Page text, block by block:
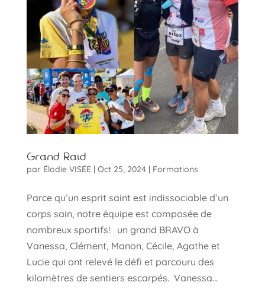
Grand Raid
par Élodie VISÉE| Oct 25, 2024| Formations
Parce qu’un esprit saint est indissociable d’un
corps sain, notre équipe est composée de
nombreux sportifs! un grand BRAVO à
Vanessa, Clément, Manon, Cécile, Agathe et
Lucie qui ont relevé le défi et parcouru des
kilomètres de sentiers escarpés. Vanessa...